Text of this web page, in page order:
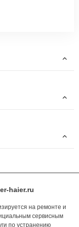
haier.ru
на ремонте и
сервисным
по устранению